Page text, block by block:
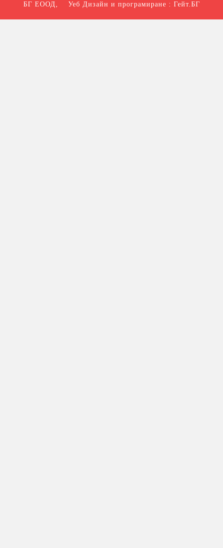
БГ ЕООД , Уеб Дизайн и програмиране : Гейт.БГ